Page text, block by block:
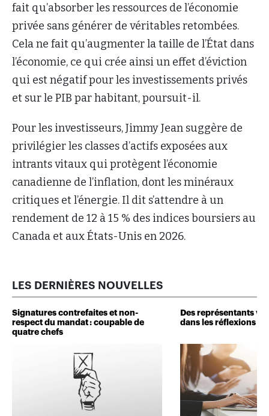
fait qu’absorber les ressources de l’économie
privée sans générer de véritables retombées.
Cela ne fait qu’augmenter la taille de l’État dans
l’économie, ce qui crée ainsi un effet d’éviction
qui est négatif pour les investissements privés
et sur le PIB par habitant, poursuit-il.
Pour les investisseurs, Jimmy Jean suggère de
privilégier les classes d’actifs exposées aux
intrants vitaux qui protègent l’économie
canadienne de l’inflation, dont les minéraux
critiques et l’énergie. Il dit s’attendre à un
rendement de 12 à 15 % des indices boursiers au
Canada et aux États-Unis en 2026.
LES DERNIÈRES NOUVELLES
Signatures contrefaites et non-
respect du mandat : coupable de
quatre chefs
Des représentants
dans les réflexions de